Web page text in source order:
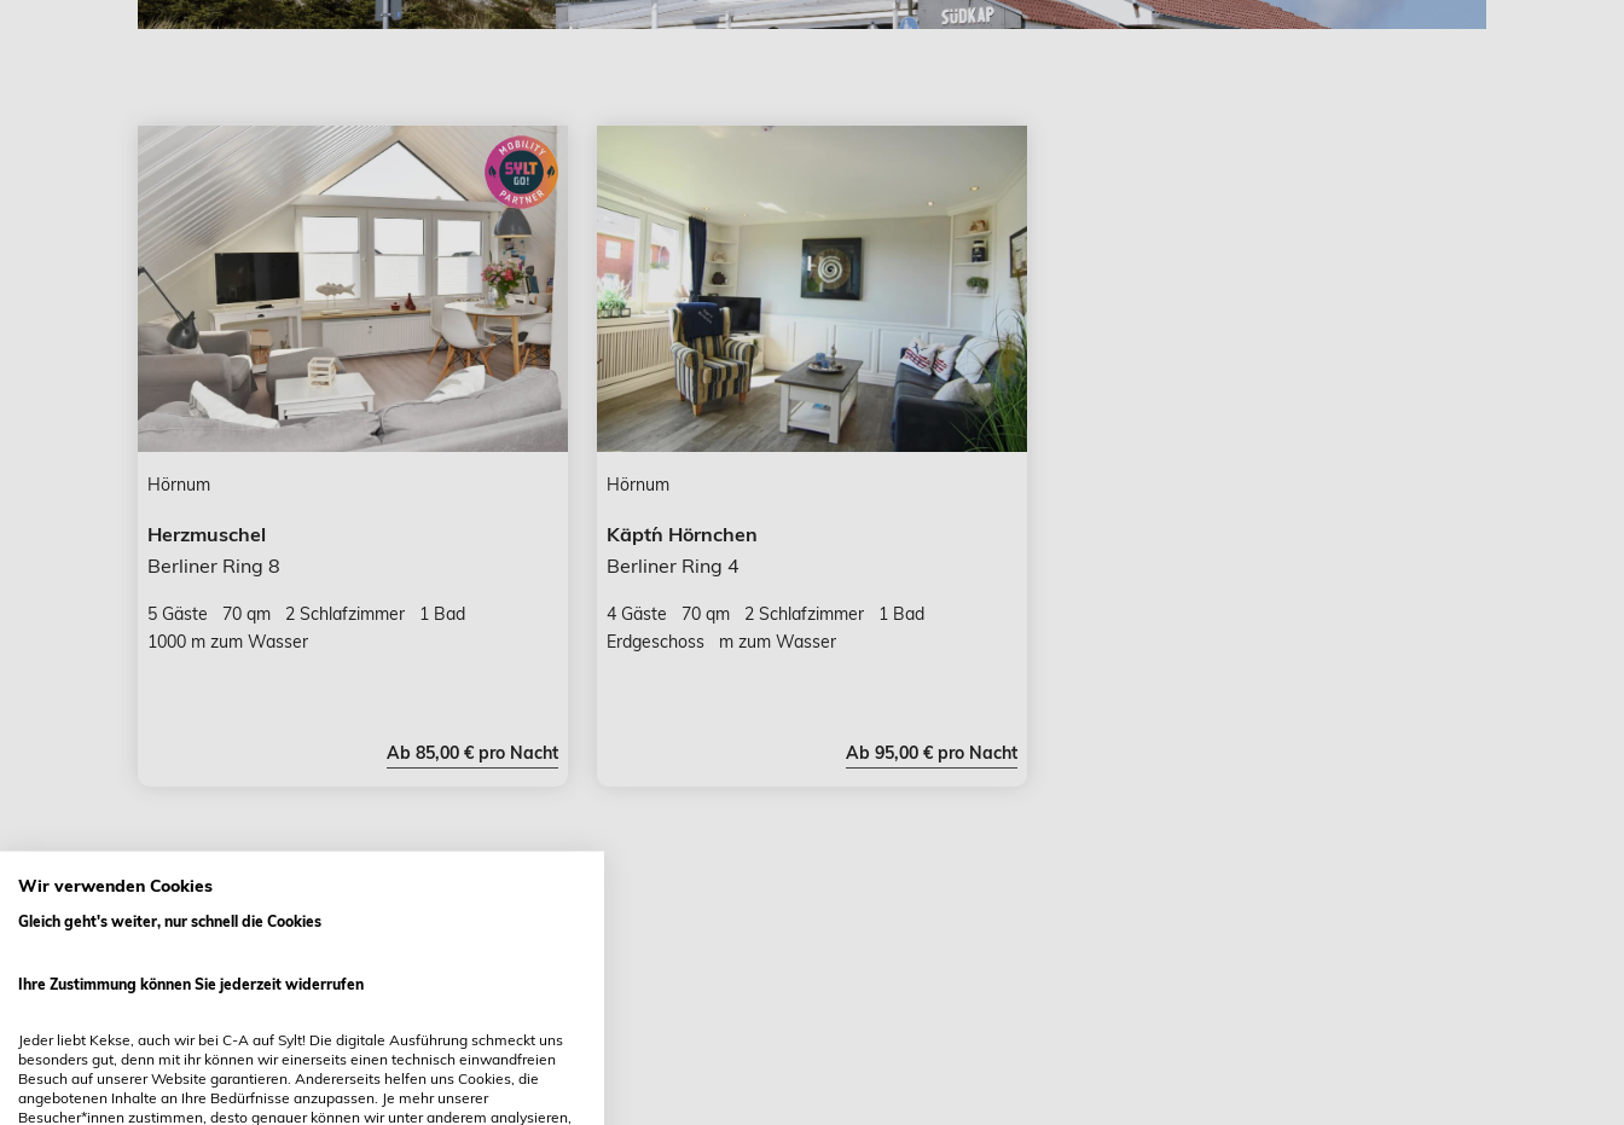
Hörnum
Herzmuschel
Berliner Ring 8
5 Gäste 70 qm 2 Schlafzimmer
1 Bad
1000 m zum Wasser
Ab 85,00 € pro Nacht
Hörnum
Käpt´n Hörnchen
Berliner Ring 4
4 Gäste 70 qm 2 Schlafzimmer
1 Bad
Erdgeschoss
m zum Wasser
Ab 95,00 € pro Nacht
Hörnumer Geheimtipps:
Wir verwenden Cookies
Gleich geht's weiter, nur schnell die Cookies
Ihre Zustimmung können Sie jederzeit widerrufen
Jeder liebt Kekse, auch wir bei C-A auf Sylt! Die digitale Ausführung schmeckt uns
besonders gut, denn mit ihr können wir einerseits einen technisch einwandfreien
Besuch auf unserer Website garantieren. Andererseits helfen uns Cookies, die
angebotenen Inhalte an Ihre Bedürfnisse anzupassen. Je mehr unserer
Besucher*innen zustimmen, desto genauer können wir unter anderem analysieren,